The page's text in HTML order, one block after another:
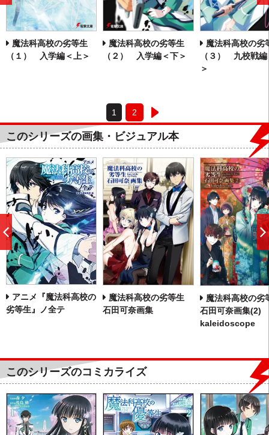
魔法科高校の劣等生
（１） 入学編＜上＞
魔法科高校の劣等生
（２） 入学編＜下＞
魔法科高校の劣
（３） 九校戦編
＞
1 2
へ
このシリーズの画集・ビジュアル本
アニメ『魔法科高校の
劣等生』ノ全テ
魔法科高校の劣等生
石田可奈画集
魔法科高校の
石田可奈画集(2)
kaleidoscope
前
へ
このシリーズのコミカライズ